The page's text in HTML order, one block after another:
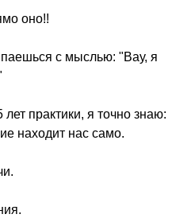
оно!!
с мыслью: "Вау, я
практики, я точно знаю:
находит нас само.